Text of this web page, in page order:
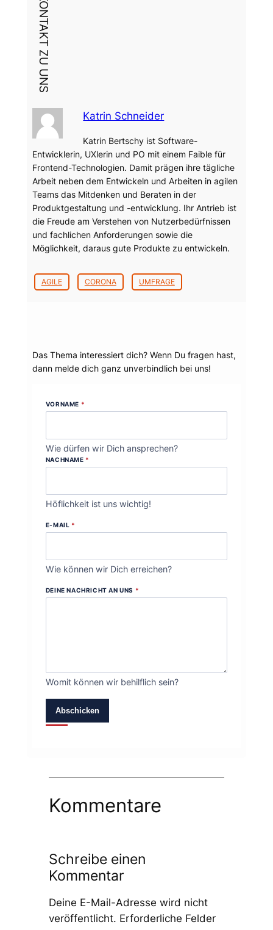
DEIN KONTAKT ZU UNS
Katrin Schneider
Katrin Bertschy ist Software-
Entwicklerin, UXlerin und PO mit einem Faible für
Frontend-Technologien. Damit prägen ihre tägliche
Arbeit neben dem Entwickeln und Arbeiten in agilen
Teams das Mitdenken und Beraten in der
Produktgestaltung und -entwicklung. Ihr Antrieb ist
die Freude am Verstehen von Nutzerbedürfnissen
und fachlichen Anforderungen sowie die
Möglichkeit, daraus gute Produkte zu entwickeln.
AGILE CORONA UMFRAGE
Das Thema interessiert dich? Wenn Du fragen hast,
dann melde dich ganz unverbindlich bei uns!
VORNAME *
Wie dürfen wir Dich ansprechen?
NACHNAME *
Höflichkeit ist uns wichtig!
E-MAIL *
Wie können wir Dich erreichen?
DEINE NACHRICHT AN UNS *
Womit können wir behilflich sein?
Abschicken
Kommentare
Schreibe einen
Kommentar
Deine E-Mail-Adresse wird nicht
veröffentlicht. Erforderliche Felder